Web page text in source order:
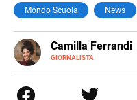
Mondo Scuola News
Camilla Ferrandi
GIORNALISTA
E-
MAIL
LINKEDIN
di trasformare la